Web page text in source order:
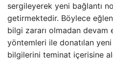
sergileyerek yeni bağlantı
getirmektedir. Böylece
bilgi zararı olmadan
yöntemleri ile donatılan yeni
bilgilerini teminat içerisine